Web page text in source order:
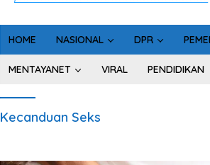
HOME NASIONAL DPR
MENTAYANET VIRAL PENDIDIKAN
Kecanduan Seks